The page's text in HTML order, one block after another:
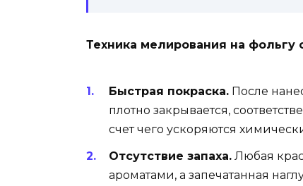
Техника мелирования на
Быстрая покраска. После
плотно закрывается,
счет чего ускоряются
Отсутствие запаха. Любая
ароматами, а запечатанная